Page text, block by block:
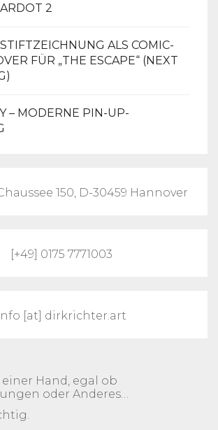
2
ALS COMIC-
FÜR „THE ESCAPE“ (NEXT
– MODERNE PIN-UP-
150, D-30459 Hannover
[+49] 0175 7771003
[at] dirkrichter.art
Hand, egal ob
oder Anderes…